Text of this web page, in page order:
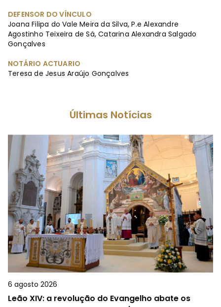
DEFENSOR DO VÍNCULO
Joana Filipa do Vale Meira da Silva, P.e Alexandre
Agostinho Teixeira de Sá, Catarina Alexandra Salgado
Gonçalves
NOTÁRIO ACTUARIO
Teresa de Jesus Araújo Gonçalves
Últimas Notícias
6 agosto 2026
Leão XIV: a revolução do Evangelho abate os